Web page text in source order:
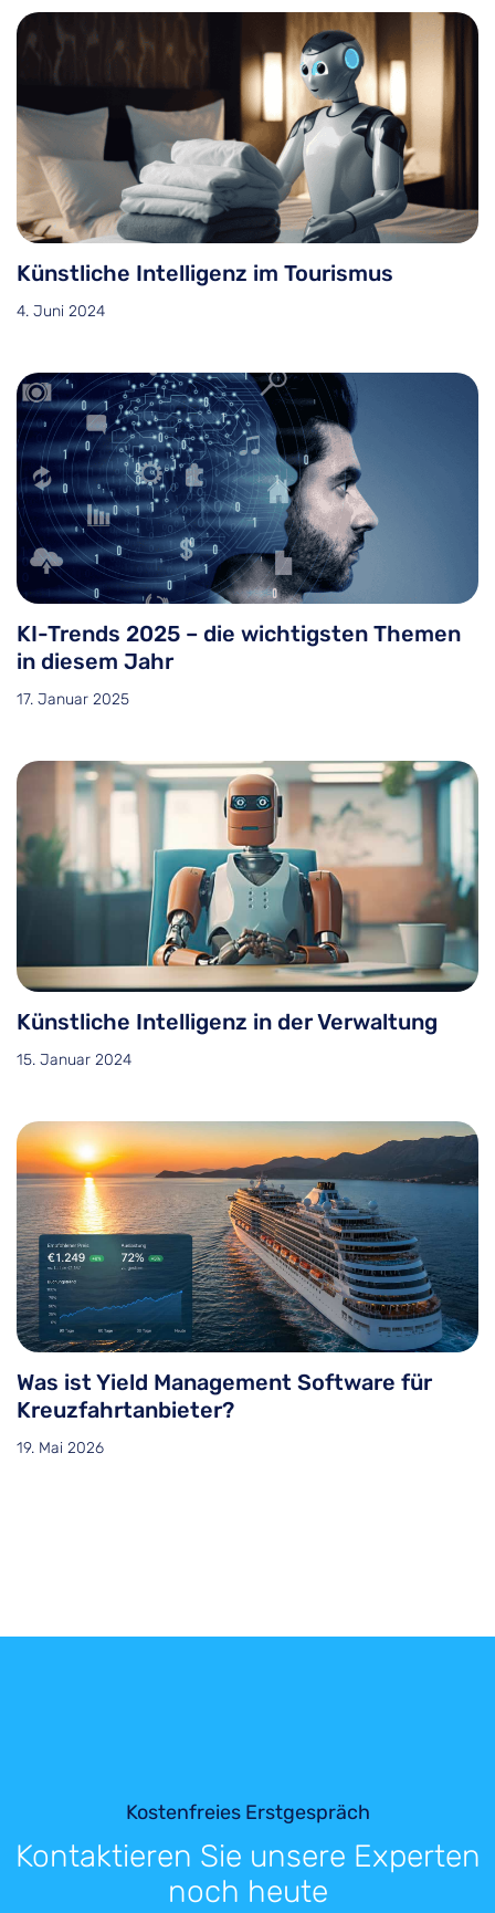
Künstliche Intelligenz im Tourismus
4. Juni 2024
KI-Trends 2025 – die wichtigsten Themen
in diesem Jahr
17. Januar 2025
Künstliche Intelligenz in der Verwaltung
15. Januar 2024
Was ist Yield Management Software für
Kreuzfahrtanbieter?
19. Mai 2026
Kostenfreies Erstgespräch
Kontaktieren Sie unsere Experten
noch heute